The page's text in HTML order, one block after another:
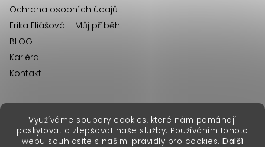
Využíváme soubory cookies, které nám pomáhají
poskytovat a zlepšovat naše služby. Používáním tohoto
webu souhlasíte s našimi pravidly pro cookies. Další
Ochrana osobních údajů
Erika Eliášová – Můj příběh
BLOG
Kariéra
Kontakt
Copyright 2026Erika Fashion. Všechna práva vyhrazena.
erikafashion.sk